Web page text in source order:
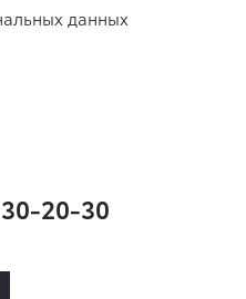
данных
20-30